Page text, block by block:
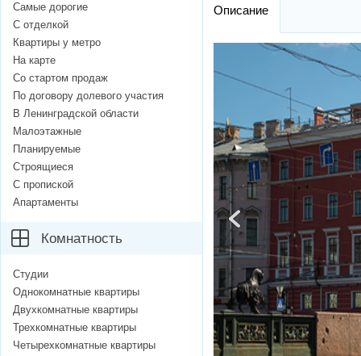
Описание
Самые дорогие
С отделкой
Квартиры у метро
На карте
Со стартом продаж
По договору долевого участия
В Ленинградской области
Малоэтажные
Планируемые
Строящиеся
С пропиской
Апартаменты
Комнатность
Студии
Однокомнатные квартиры
Двухкомнатные квартиры
Трехкомнатные квартиры
Четырехкомнатные квартиры